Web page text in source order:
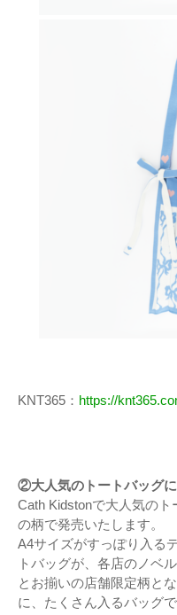
KNT365： https://
②大人気のトートバッグに
Cath Kidstonで大人気の
の柄で発売いたします。
A4サイズがすっぽり入る
トバッグが、各店のノベ
とお揃いの店舗限定柄と
に、たくさん入るバッグで